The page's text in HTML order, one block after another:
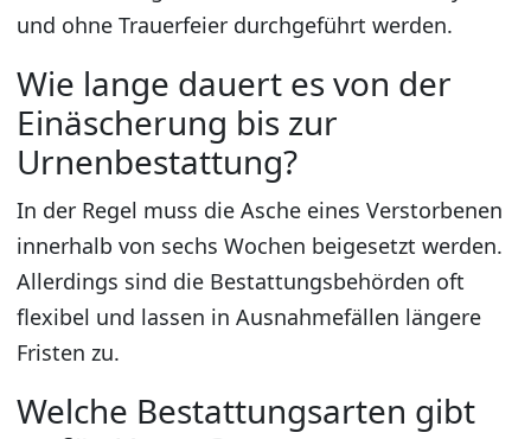
und ohne Trauerfeier durchgeführt werden.
Wie lange dauert es von der
Einäscherung bis zur
Urnenbestattung?
In der Regel muss die Asche eines Verstorbenen
innerhalb von sechs Wochen beigesetzt werden.
Allerdings sind die Bestattungsbehörden oft
flexibel und lassen in Ausnahmefällen längere
Fristen zu.
Welche Bestattungsarten gibt